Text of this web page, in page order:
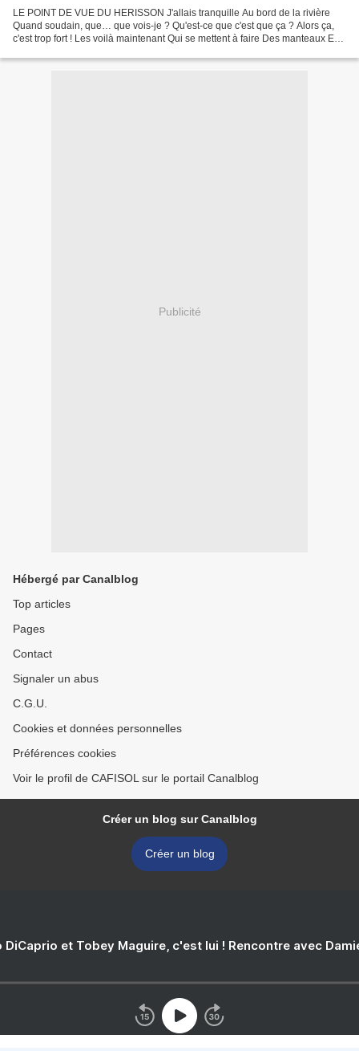
LE POINT DE VUE DU HERISSON J'allais tranquille Au bord de la rivière
Quand soudain, que… que vois-je ? Qu'est-ce que c'est que ça ? Alors ça,
c'est trop fort ! Les voilà maintenant Qui se mettent à faire Des manteaux En
Publicité
Hébergé par Canalblog
Top articles
Pages
Contact
Signaler un abus
C.G.U.
Cookies et données personnelles
Préférences cookies
Voir le profil de CAFISOL sur le portail Canalblog
Créer un blog sur Canalblog
Créer un blog
DiCaprio et Tobey Maguire, c'est lui ! Rencontre avec